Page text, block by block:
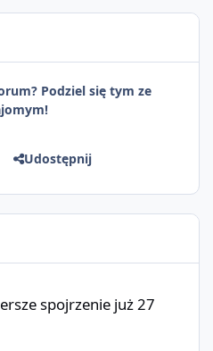
Podziel się tym ze
Udostępnij
spojrzenie już 27